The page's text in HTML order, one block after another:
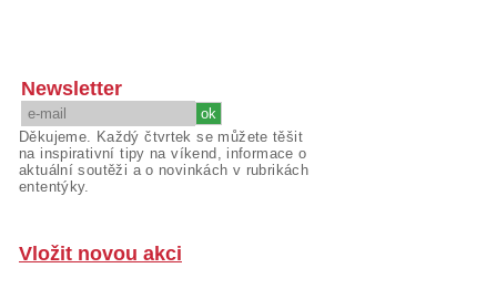
Newsletter
Děkujeme. Každý čtvrtek se můžete těšit
na inspirativní tipy na víkend, informace o
aktuální soutěži a o novinkách v rubrikách
ententýky.
Vložit novou akci